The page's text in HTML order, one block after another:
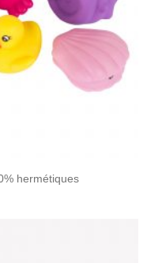
hermétiques